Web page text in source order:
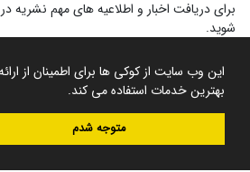
این وب سایت از کوکی ها برای اطمینان از
بهترین خدمات استفاده می کند.
متوجه شدم
برای دریافت اخبار و اطلاعیه های مهم نشریه
شوید.
سامانه مدیریت نشریات علمی.طراحی و پیاده